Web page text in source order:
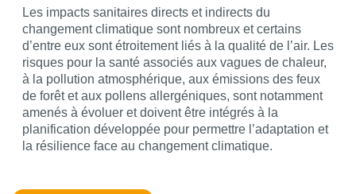
Contenu
Les impacts sanitaires directs et indirects du
changement climatique sont nombreux et certains
d’entre eux sont étroitement liés à la qualité de l’air. Les
risques pour la santé associés aux vagues de chaleur,
à la pollution atmosphérique, aux émissions des feux
de forêt et aux pollens allergéniques, sont notamment
amenés à évoluer et doivent être intégrés à la
planification développée pour permettre l’adaptation et
la résilience face au changement climatique.